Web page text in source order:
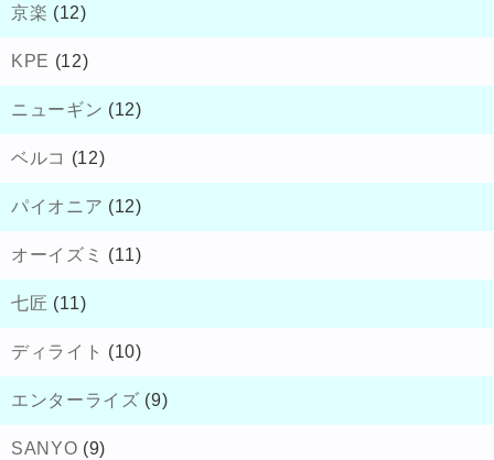
京楽 (12)
KPE (12)
ニューギン (12)
ベルコ (12)
パイオニア (12)
オーイズミ (11)
七匠 (11)
ディライト (10)
エンターライズ (9)
SANYO (9)